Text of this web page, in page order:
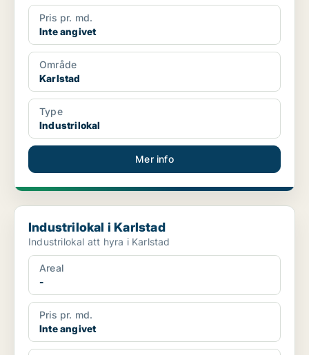
Pris pr. md.
Inte angivet
Område
Karlstad
Type
Industrilokal
Mer info
Industrilokal i Karlstad
Industrilokal i Karlstad
Industrilokal att hyra i Karlstad
Areal
-
Pris pr. md.
Inte angivet